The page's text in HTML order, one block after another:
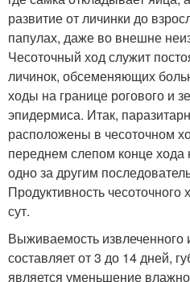
развитие от личинки до
папулах, даже во внешне
Чесоточный ход служит
личинок, обсеменяющих
ходы на границе рогового и
эпидермиса. Итак,
расположены в чесоточном
переднем слепом конце хода
одно за другим
Продуктивность
сут.
Выживаемость извлеченного
составляет от 3 до 14 дней,
является уменьшение